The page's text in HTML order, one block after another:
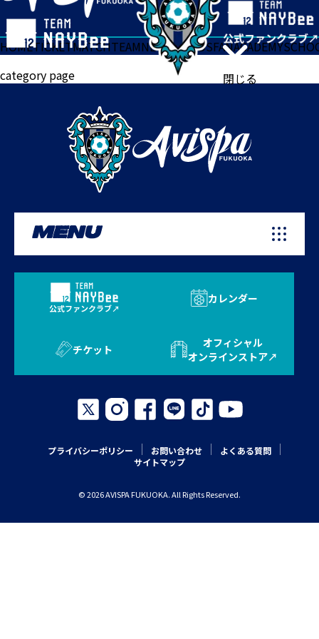
閉じる
HOMETICKETMATCHTEAMNEWSGOODSFANACADEMY
category page
MENU
公式ファンクラブ
カレンダー
チケット
オフィシャル
オンラインストア
プライバシーポリシー お問い合わせ
よくある質問
サイトマップ
© 2026 AVISPA FUKUOKA. All Rights Reserved.